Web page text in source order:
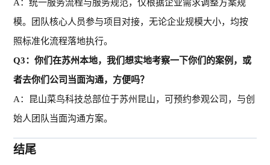
A：统一服务流程与服务规范，仅根据企业需求调整方案规
模。团队核心人员参与项目对接，无论企业规模大小，均按
照标准化流程落地执行。
Q3：你们在苏州本地，我们想实地考察一下你们的案例，或
者去你们公司当面沟通，方便吗？
A：昆山菜鸟科技总部位于苏州昆山，可预约参观公司 ，与创
始人团队当面沟通方案。
结尾